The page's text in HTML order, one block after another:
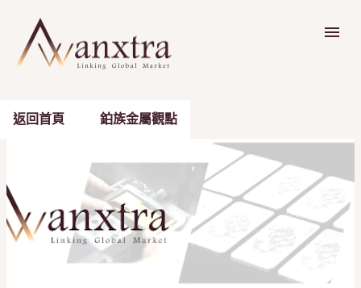
返回首頁 鉑族金屬觀點
表
文